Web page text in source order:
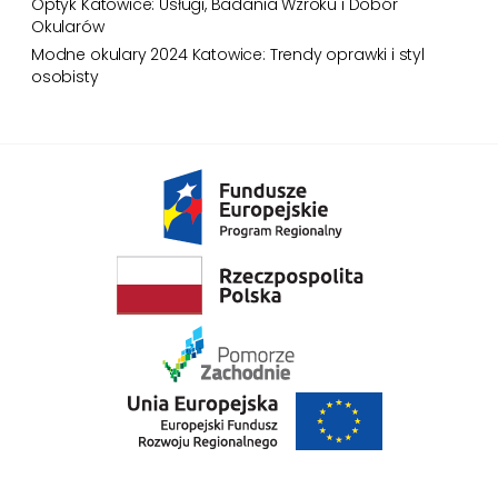
wygodne!
Optyk Katowice: Usługi, Badania Wzroku i Dobór
Okularów
Modne okulary 2024 Katowice: Trendy oprawki i styl
osobisty